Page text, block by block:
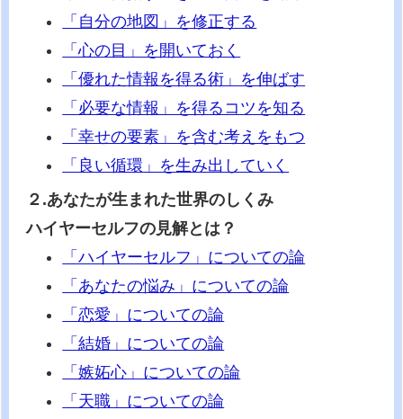
「自分の地図」を修正する
「心の目」を開いておく
「優れた情報を得る術」を伸ばす
「必要な情報」を得るコツを知る
「幸せの要素」を含む考えをもつ
「良い循環」を生み出していく
２.あなたが生まれた世界のしくみ
ハイヤーセルフの見解とは？
「ハイヤーセルフ」についての論
「あなたの悩み」についての論
「恋愛」についての論
「結婚」についての論
「嫉妬心」についての論
「天職」についての論